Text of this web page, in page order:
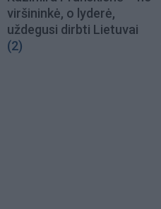
viršininkė, o lyderė,
uždegusi dirbti Lietuvai
(2)